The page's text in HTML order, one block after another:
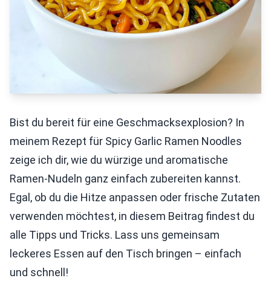
Bist du bereit für eine Geschmacksexplosion? In
meinem Rezept für Spicy Garlic Ramen Noodles
zeige ich dir, wie du würzige und aromatische
Ramen-Nudeln ganz einfach zubereiten kannst.
Egal, ob du die Hitze anpassen oder frische Zutaten
verwenden möchtest, in diesem Beitrag findest du
alle Tipps und Tricks. Lass uns gemeinsam
leckeres Essen auf den Tisch bringen – einfach
und schnell!